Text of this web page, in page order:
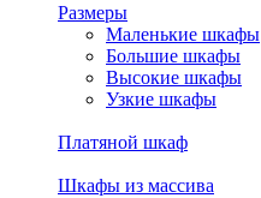
Размеры
Маленькие шкафы
Большие шкафы
Высокие шкафы
Узкие шкафы
Платяной шкаф
Шкафы из массива